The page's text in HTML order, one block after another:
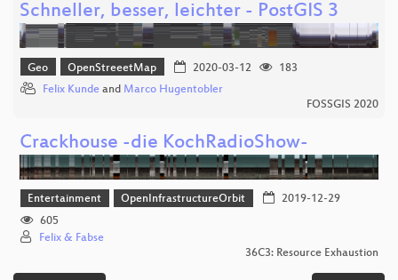
Schneller, besser, leichter - PostGIS 3
Geo OpenStreeetMap 2020-03-12
183
Felix Kunde and Marco Hugentobler
FOSSGIS 2020
Crackhouse -die KochRadioShow-
Entertainment OpenInfrastructureOrbit
2019-12-29
605
Felix & Fabse
36C3: Resource Exhaustion